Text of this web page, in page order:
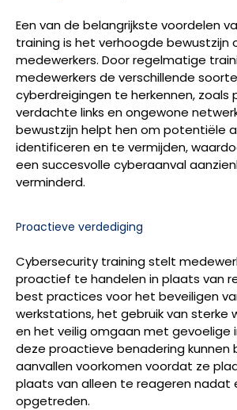
Een van de belangrijkste voordelen
training is het verhoogde bewustzijn
medewerkers. Door regelmatige
medewerkers de verschillende
cyberdreigingen te herkennen, zoals
verdachte links en ongewone
bewustzijn helpt hen om potentiële
identificeren en te vermijden,
een succesvolle cyberaanval
verminderd.
Proactieve verdediging
Cybersecurity training stelt
proactief te handelen in plaats van
best practices voor het beveiligen
werkstations, het gebruik van sterke
en het veilig omgaan met gevoelige
deze proactieve benadering kunnen
aanvallen voorkomen voordat ze
plaats van alleen te reageren nadat
opgetreden.